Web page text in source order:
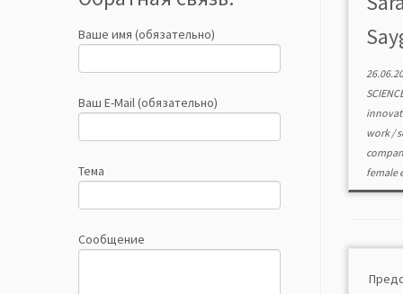
Ваше имя (обязательно)
Ваш E-Mail (обязательно)
Тема
Сообщение
work/
female